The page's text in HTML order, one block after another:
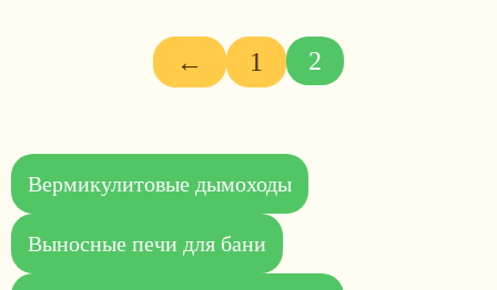
← 1 2
Вермикулитовые дымоходы
Выносные печи для бани